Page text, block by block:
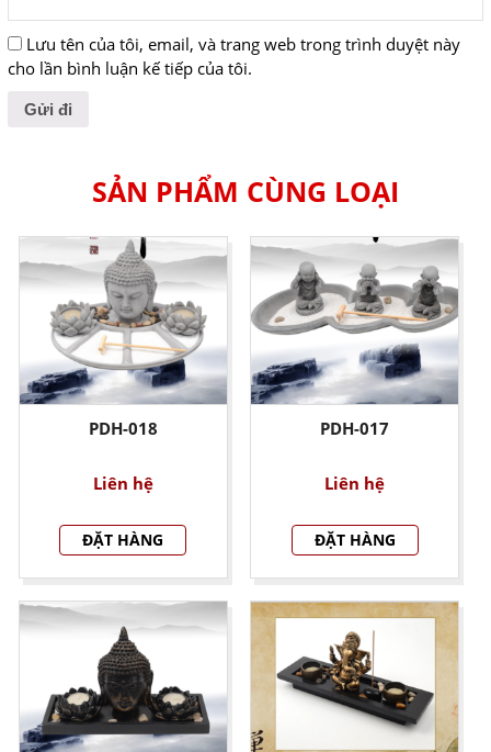
Lưu tên của tôi, email, và trang web trong trình duyệt này
cho lần bình luận kế tiếp của tôi.
SẢN PHẨM CÙNG LOẠI
PDH-018
Liên hệ
ĐẶT HÀNG
PDH-017
Liên hệ
ĐẶT HÀNG